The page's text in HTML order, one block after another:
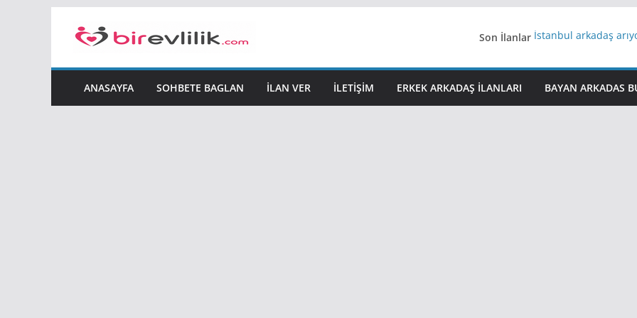
Son İlanlar İstanbul arkadaş
Yeni Bir Aşk Lazım
iş arayanlara iş
ANASAYFA SOHBETE BAGLAN İLAN VER İLETIŞIM ERKEK ARKADAŞ ILANLARI BAYAN ARKADAS